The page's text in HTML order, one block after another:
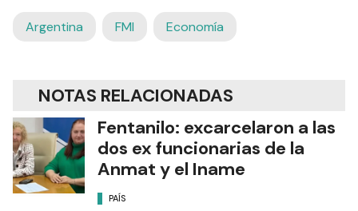
Argentina FMI Economía
NOTAS RELACIONADAS
Fentanilo: excarcelaron a las
dos ex funcionarias de la
Anmat y el Iname
PAÍS